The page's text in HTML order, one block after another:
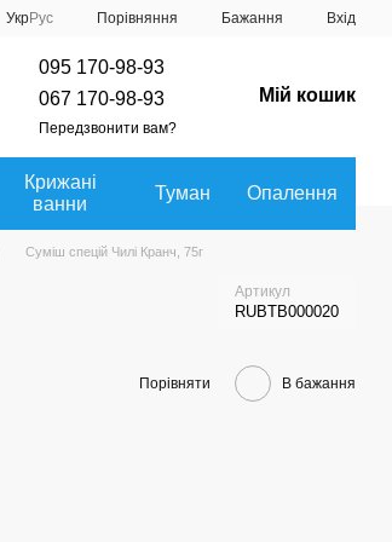
УкрРус Порівняння Бажання Вхід
095 170-98-93
067 170-98-93
Передзвонити вам?
Мій кошик
Крижані
ванни
Туман Опалення
Суміш спецій Чилі Кранч, 75г
Артикул
RUBTB000020
Порівняти В бажання